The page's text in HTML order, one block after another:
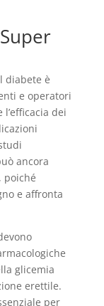
diabete è
e operatori
dei
ancora
poiché
e affronta
glicemia
erettile.
per